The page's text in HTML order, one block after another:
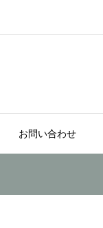
お問い合わせ